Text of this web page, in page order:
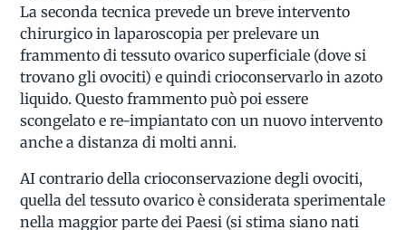
La seconda tecnica prevede un breve intervento
chirurgico in laparoscopia per prelevare un
frammento di tessuto ovarico superficiale (dove si
trovano gli ovociti) e quindi crioconservarlo in azoto
liquido. Questo frammento può poi essere
scongelato e re-impiantato con un nuovo intervento
anche a distanza di molti anni.
AI contrario della crioconservazione degli ovociti,
quella del tessuto ovarico è considerata sperimentale
nella maggior parte dei Paesi (si stima siano nati